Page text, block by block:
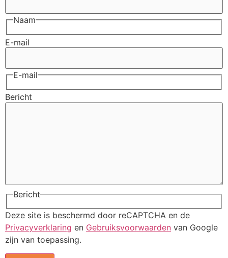
Naam
E-mail
E-mail
Bericht
Bericht
Deze site is beschermd door reCAPTCHA en de
Privacyverklaring en Gebruiksvoorwaarden van Google
zijn van toepassing.